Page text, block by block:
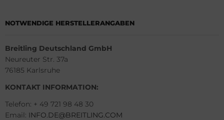
NOTWENDIGE HERSTELLERANGABEN
Breitling Deutschland GmbH
Neureuter Str. 37a
76185 Karlsruhe
KONTAKT INFORMATION:
Telefon: + 49 721 98 48 30
Email: INFO.DE@BREITLING.COM